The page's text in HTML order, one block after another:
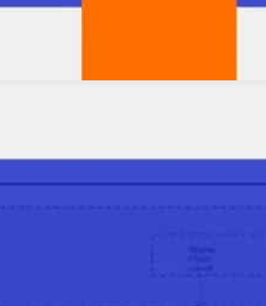
مشاهده نقشه ها